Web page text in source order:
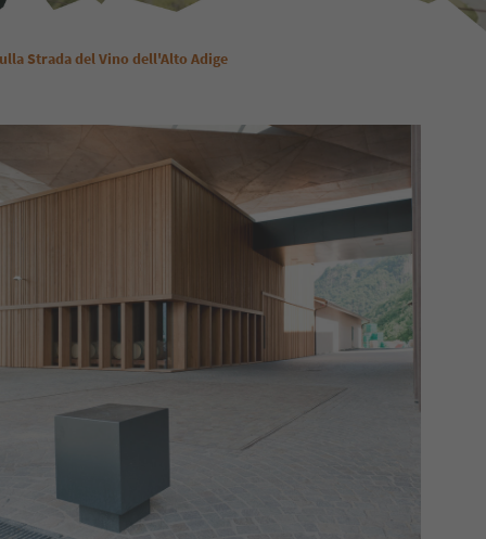
Strada del Vino dell'Alto Adige